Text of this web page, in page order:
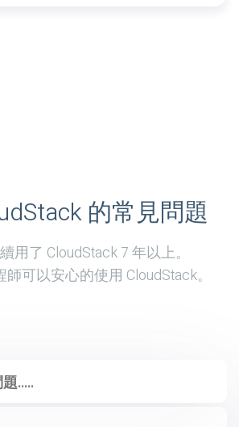
的常見問題
用了 CloudStack 7 年以上。
可以安心的使用 CloudStack。